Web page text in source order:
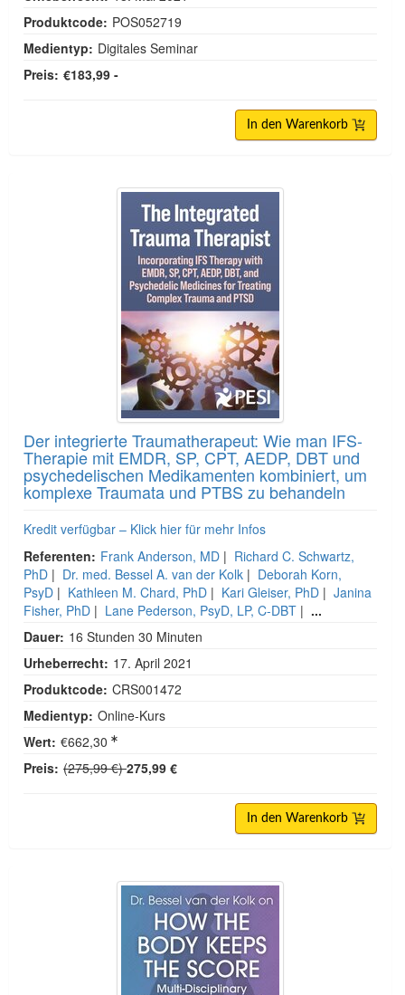
Produktcode: POS052719
Medientyp: Digitales Seminar
Preis: €183,99 -
In den Warenkorb
Der integrierte Traumatherapeut: Wie man IFS-
Therapie mit EMDR, SP, CPT, AEDP, DBT und
psychedelischen Medikamenten kombiniert, um
komplexe Traumata und PTBS zu behandeln
Kredit verfügbar – Klick hier für mehr Infos
Referenten: Frank Anderson, MD | Richard C. Schwartz,
PhD | Dr. med. Bessel A. van der Kolk | Deborah Korn,
PsyD | Kathleen M. Chard, PhD | Kari Gleiser, PhD | Janina
Fisher, PhD | Lane Pederson, PsyD, LP, C-DBT | ...
Dauer: 16 Stunden 30 Minuten
Urheberrecht: 17. April 2021
Produktcode: CRS001472
Medientyp: Online-Kurs
Wert: €662,30
Preis: Normalpreis:
(275,99 €)275,99 €
In den Warenkorb